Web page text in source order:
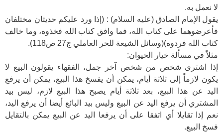
لا نعمل به.
يقول الإمام الصادق (عليه السلام) : (إذا ورد عليكم حديثان مختلفان
فأعرضوهما على كتاب الله، فما وافق كتاب الله فخذوه، وما خالف
كتاب الله فردوه)(وسائل الشيعة للحر العاملي ج27 ص118).
مثلاً في مسألة خيار الحيوان:
إذا اشترى شخص من شخص آخر جمل، الفقهاء يقولون البيع لا
يكون لازماً إلى ثلاثة أيام، يمكن أن يفسخ هذا البيع، يمكن أن يرفع
اليد عن هذا البيع، بعد ثلاثة أيام يصبح هذا البيع لازم، ليس بيد
المشتري أن يرفع اليد عن البيع وليس بيد البائع أيضا أن يرفع اليد،
نعم إذا تقايلا أي اتفقا على أن يرفعا اليد عن البيع يمكن بالتقايل
فسخ البيع.